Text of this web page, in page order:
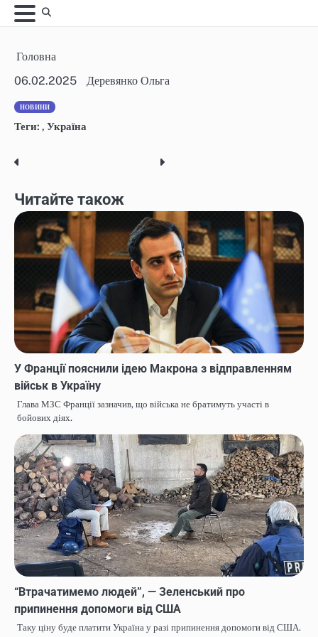
Skip
to
Головна
06.02.2025
Деревянко Ольга
НОВИНИ
Теги: , Україна
Post
navigation
Читайте також
У Франції пояснили ідею Макрона з відправленням
військ в Україну
Глава МЗС Франції зазначив, що війська не братимуть участі в
бойових діях.
“Втрачатимемо людей”, — Зеленський про
припинення допомоги від США
Таку ціну буде платити Україна у разі припинення допомоги від США.